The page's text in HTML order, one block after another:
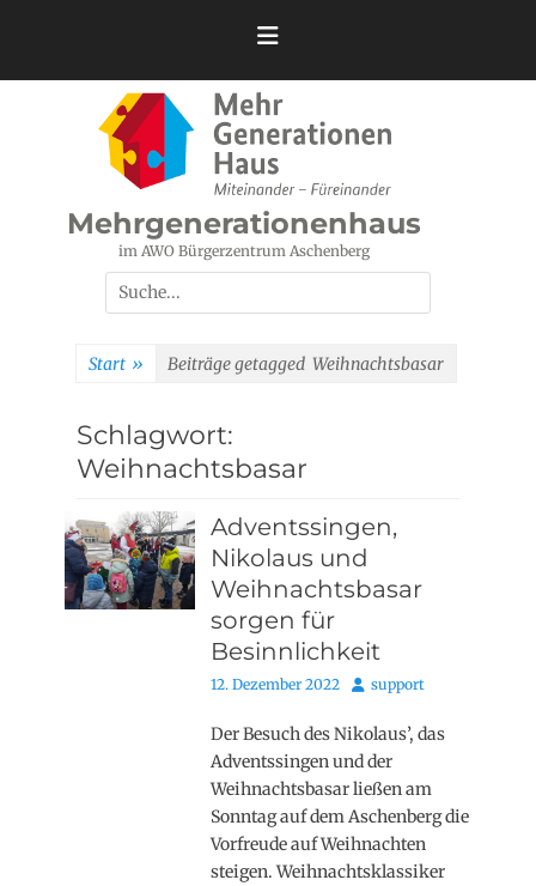
Mehrgenerationenhaus
im AWO Bürgerzentrum Aschenberg
Suchen
nach:
Start » Beiträge getagged Weihnachtsbasar
Schlagwort:
Weihnachtsbasar
Adventssingen,
Nikolaus und
Weihnachtsbasar
sorgen für
Besinnlichkeit
Posted
12. Dezember 2022 Autorsupport
Der Besuch des Nikolaus’, das
Adventssingen und der
Weihnachtsbasar ließen am
Sonntag auf dem Aschenberg die
Vorfreude auf Weihnachten
steigen. Weihnachtsklassiker